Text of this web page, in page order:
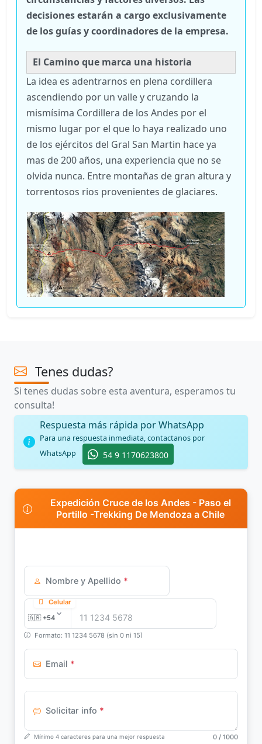
decisiones estarán a cargo exclusivamente
de los guías y coordinadores de la empresa.
El Camino que marca una historia
La idea es adentrarnos en plena cordillera
ascendiendo por un valle y cruzando la
mismísima Cordillera de los Andes por el
mismo lugar por el que lo haya realizado uno
de los ejércitos del Gral San Martin hace ya
mas de 200 años, una experiencia que no se
olvida nunca. Entre montañas de gran altura y
torrentosos rios provenientes de glaciares.
Tenes dudas?
Si tenes dudas sobre esta aventura, esperamos tu
consulta!
Respuesta más rápida por WhatsApp
Para una respuesta inmediata, contactanos por
WhatsApp
54 9 1170623800
Expedición Cruce de los Andes - Paso el
Portillo -Trekking De Mendoza a Chile
Nombre y Apellido *
Celular
Formato: 11 1234 5678 (sin 0 ni 15)
Email *
Solicitar info *
Mínimo 4 caracteres para una mejor respuesta 0 / 1000